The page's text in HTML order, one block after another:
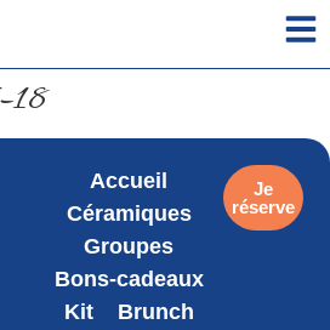
18
Accueil
Céramiques
Groupes
Bons-cadeaux
Kit
Brunch
Je
réserve